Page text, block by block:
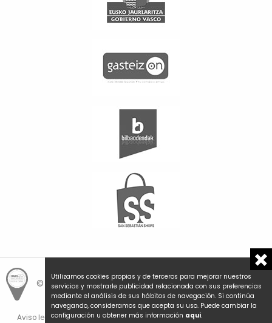
Utilizamos cookies propias y de terceros para mejorar nuestros
servicios y mostrarle publicidad relacionada con sus preferencias
mediante el análisis de sus hábitos de navegación. Si continúa
navegando, consideramos que acepta su uso. Puede cambiar la
configuración u obtener más información aqui.
© Hemengo Shopping.Local is better.
Aviso legal y privacidad Política de cookies